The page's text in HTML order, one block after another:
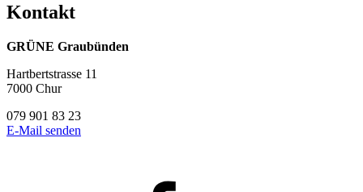
Kontakt
GRÜNE Graubünden
Hartbertstrasse 11
7000 Chur
079 901 83 23
E-Mail senden